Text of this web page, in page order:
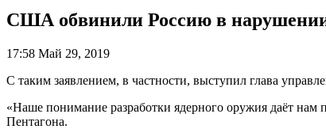
США обвинили Россию в
17:58 Май 29, 2019
С таким заявлением, в частности, выступил глава
«Наше понимание разработки ядерного оружия даёт нам
Пентагона.